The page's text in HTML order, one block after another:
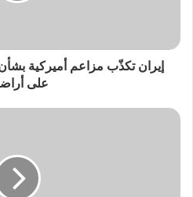
إيران تكذّب مزاعم أميركية
على